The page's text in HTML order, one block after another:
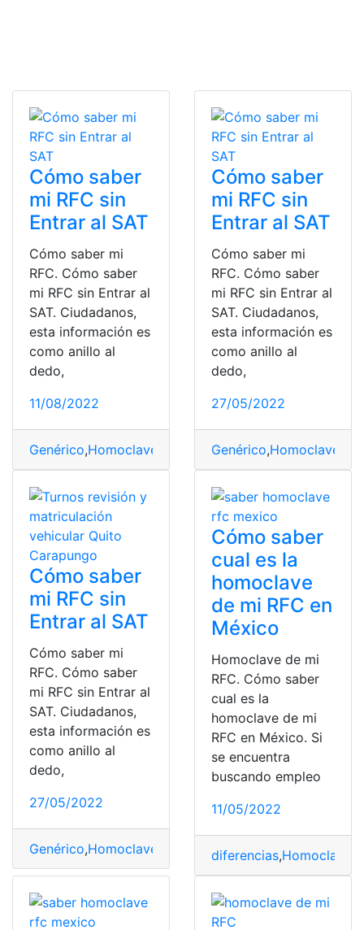
Cómo saber
mi RFC sin
Entrar al SAT
Cómo saber mi
RFC. Cómo saber
mi RFC sin Entrar al
SAT. Ciudadanos,
esta información es
como anillo al
dedo,
11/08/2022
Genérico,Homoclave RFC SAT,sin entrar
Cómo saber
mi RFC sin
Entrar al SAT
Cómo saber mi
RFC. Cómo saber
mi RFC sin Entrar al
SAT. Ciudadanos,
esta información es
como anillo al
dedo,
27/05/2022
Genérico,Homoclave
Cómo saber
mi RFC sin
Entrar al SAT
Cómo saber mi
RFC. Cómo saber
mi RFC sin Entrar al
SAT. Ciudadanos,
esta información es
como anillo al
dedo,
27/05/2022
Genérico,Homoclave SAT,sin entrar
Cómo saber
cual es la
homoclave
de mi RFC en
México
Homoclave de mi
RFC. Cómo saber
cual es la
homoclave de mi
RFC en México. Si
se encuentra
buscando empleo
11/05/2022
diferencias,Homoclave